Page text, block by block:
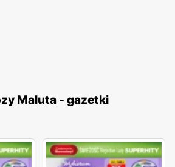
Maluta - gazetki